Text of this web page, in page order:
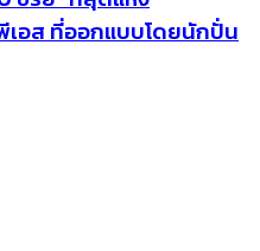
อส ที่ออกแบบโดยนักปั่น